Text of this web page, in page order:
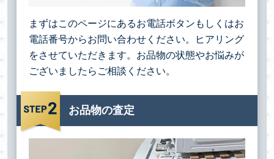
まずはこのページにあるお電話ボタンもしくはお
電話番号からお問い合わせください。ヒアリング
をさせていただきます。お品物の状態やお悩みが
ございましたらご相談ください。
お品物の査定